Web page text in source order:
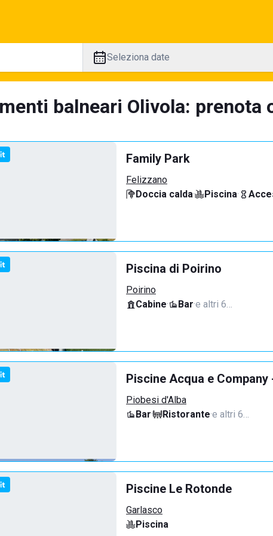
Seleziona date
balneari Olivola: prenota
Family Park
Felizzano
Doccia calda· Piscina·
Piscina di Poirino
Poirino
Cabine· Bar·e altri 6…
Piscine Acqua e
Piobesi d'Alba
Bar· Ristorante·e altri 6…
Piscine Le Rotonde
Garlasco
Piscina